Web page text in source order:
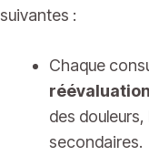
suivantes :
Chaque
des
secondaires.